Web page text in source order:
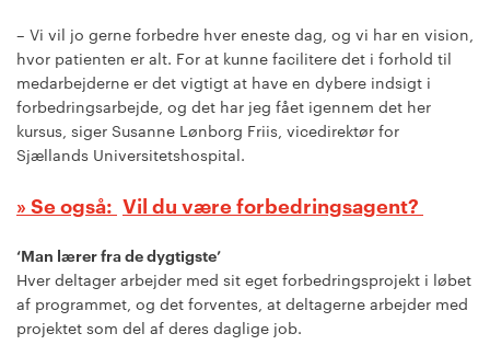
– Vi vil jo gerne forbedre hver eneste dag, og vi har en vision,
hvor patienten er alt. For at kunne facilitere det i forhold til
medarbejderne er det vigtigt at have en dybere indsigt i
forbedringsarbejde, og det har jeg fået igennem det her
kursus, siger Susanne Lønborg Friis, vicedirektør for
Sjællands Universitetshospital.
Vil du være forbedringsagent?
‘Man lærer fra de dygtigste’
Hver deltager arbejder med sit eget forbedringsprojekt i løbet
af programmet, og det forventes, at deltagerne arbejder med
projektet som del af deres daglige job.